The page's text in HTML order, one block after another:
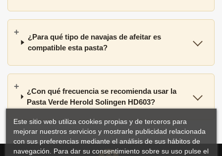
¿Para qué tipo de navajas de afeitar es
compatible esta pasta?
¿Con qué frecuencia se recomienda usar la
Pasta Verde Herold Solingen HD603?
Este sitio web utiliza cookies propias y de terceros para
mejorar nuestros servicios y mostrarle publicidad relacionada
con sus preferencias mediante el análisis de sus hábitos de
navegación. Para dar su consentimiento sobre su uso pulse el